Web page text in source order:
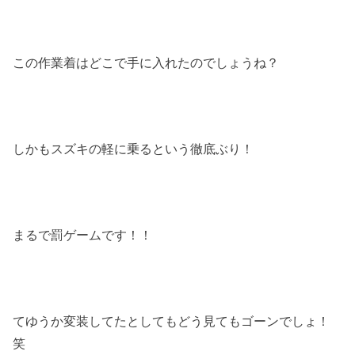
この作業着はどこで手に入れたのでしょうね？
しかもスズキの軽に乗るという徹底ぶり！
まるで罰ゲームです！！
てゆうか変装してたとしてもどう見てもゴーンでしょ！
笑